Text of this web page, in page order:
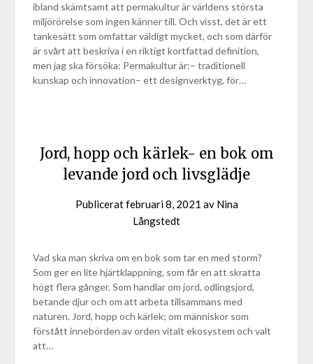
ibland skämtsamt att permakultur är världens största
miljörörelse som ingen känner till. Och visst, det är ett
tankesätt som omfattar väldigt mycket, och som därför
är svårt att beskriva i en riktigt kortfattad definition,
men jag ska försöka: Permakultur är:– traditionell
kunskap och innovation– ett designverktyg, för…
Jord, hopp och kärlek- en bok om
levande jord och livsglädje
Publiceratfebruari 8, 2021 av Nina
Långstedt
Vad ska man skriva om en bok som tar en med storm?
Som ger en lite hjärtklappning, som får en att skratta
högt flera gånger. Som handlar om jord, odlingsjord,
betande djur och om att arbeta tillsammans med
naturen. Jord, hopp och kärlek; om människor som
förstått innebörden av orden vitalt ekosystem och valt
att…